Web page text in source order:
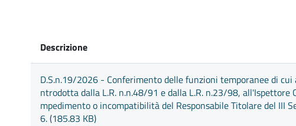
Descrizione
D.S.n.19/2026 - Conferimento delle funzioni temporanee di
ntrodotta dalla L.R. n.n.48/91 e dalla L.R. n.23/98, all'Ispettore
mpedimento o incompatibilità del Responsabile Titolare del III
6. (185.83 KB)